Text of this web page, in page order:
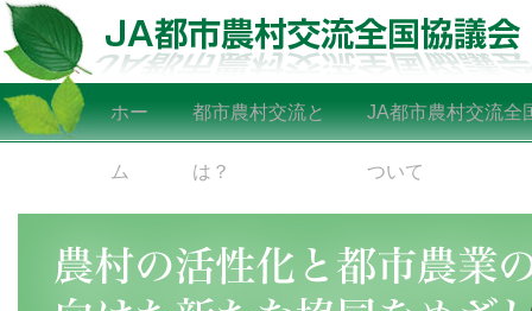
ホー
ム
都市農村交流と
は？
JA都市農村交流全
ついて